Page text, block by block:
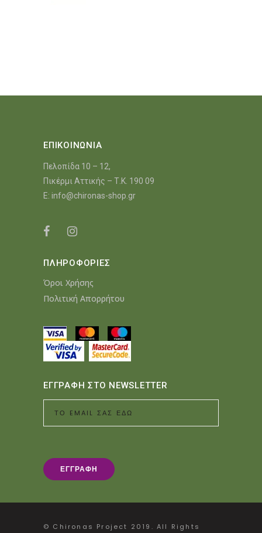
ΕΠΙΚΟΙΝΩΝΙΑ
Πελοπίδα 10 – 12,
Πικέρμι Αττικής – Τ.Κ. 190 09
E: info@chironas-shop.gr
ΠΛΗΡΟΦΟΡΙΕΣ
Όροι Χρήσης
Πολιτική Απορρήτου
ΕΓΓΡΑΦΗ ΣΤΟ NEWSLETTER
© Chironas Project 2019. All Rights